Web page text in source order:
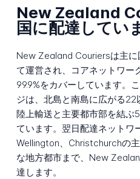
New Zealand
国に配達してい
New Zealand Couriersは主に
て運営され、コアネットワ
99.9%をカバーしています。
ジは、北島と南島に広がる22
陸上輸送と主要都市部を結ぶ
ています。翌日配達ネットワ
Wellington、Christchurchの
な地方都市まで、New
達します。